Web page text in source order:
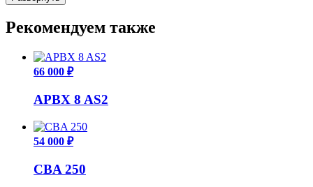
Рекомендуем также
66 000 ₽
APBX 8 AS2
54 000 ₽
CBA 250